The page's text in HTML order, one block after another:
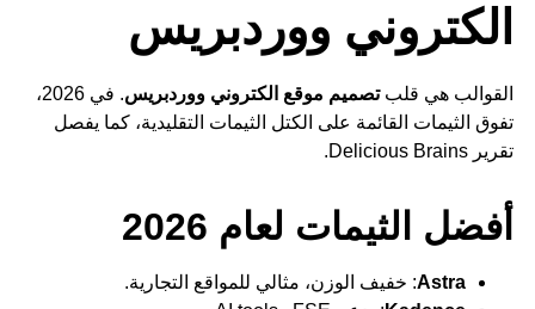
الكتروني ووردبريس
القوالب هي قلبتصميم موقع الكتروني ووردبريس
. في 2026،
تفوق الثيمات القائمة على الكتل الثيمات التقليدية، كما يفصل
تقرير Delicious Brains.
أفضل الثيمات لعام 2026
Astra: خفيف الوزن، مثالي للمواقع التجارية.